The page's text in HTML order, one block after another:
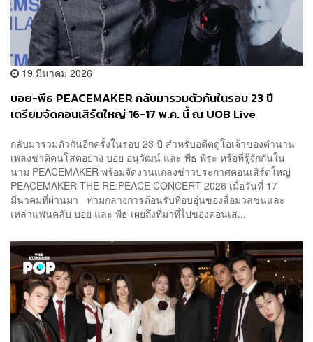
19 มีนาคม 2026
บอย-พีธ PEACEMAKER กลับมารวมตัวกันในรอบ 23 ปี
เตรียมจัดคอนเสิร์ตใหญ่ 16-17 พ.ค. นี้ ณ UOB Live
กลับมารวมตัวกันอีกครั้งในรอบ 23 ปี สำหรับอดีตดูโอเจ้าของตำนาน
เพลงชาติคนโสดอย่าง บอย อนุวัฒน์ และ พีธ พีระ หรือที่รู้จักกันใน
นาม PEACEMAKER พร้อมจัดงานแถลงข่าวประกาศคอนเสิร์ตใหญ่
PEACEMAKER THE RE:PEACE CONCERT 2026 เมื่อวันที่ 17
มีนาคมที่ผ่านมา ท่ามกลางการต้อนรับที่อบอุ่นของสื่อมวลชนและ
เหล่าแฟนคลับ บอย และ พีธ เผยถึงที่มาที่ไปของคอนเส...